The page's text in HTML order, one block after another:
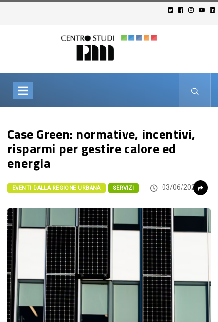
Case Green: normative, incentivi,
risparmi per gestire calore ed
energia
EVENTI DALLA REGIONE URBANA SERVIZI 03/06/2026